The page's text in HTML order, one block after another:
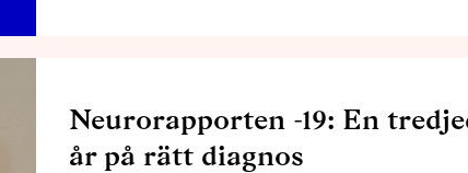
Neurorapporten -19: En
år på rätt diagnos